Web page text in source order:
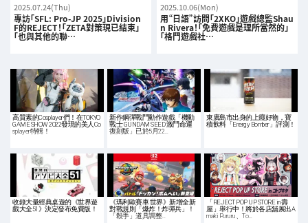
2025.07.24(Thu)
專訪「SFL: Pro-JP 2025」Division
F的REJECT！「ZETA對策現已結束」
「也與其他的聯…
2025.10.06(Mon)
用“日語”訪問「2XKO」遊戲總監Shau
n Rivera！「免費遊戲是理所當然的」
「格鬥遊戲社…
高質素的Cosplayer們！在TOKYO
GAME SHOW 2022發現的美人Co
splayer特輯！
新作鋼彈戰鬥動作遊戲「機動
戰士 GUNDAM SEED 激鬥命運
復刻版」已於5月22…
東廣島市出身的上癮好物，寶
積飲料「Energy Bomber」評測！
收錄大量經典桌遊的《世界遊
戲大全51》決定發布免費版！
《瑪利歐賽車 世界》新增全新
對戰規則「爆炸！炸彈兵」！
「殺手」道具調整…
「REJECT POP UP STORE in 壽
屋」舉行中！將於各店舖展出A
maki Pururu、To…